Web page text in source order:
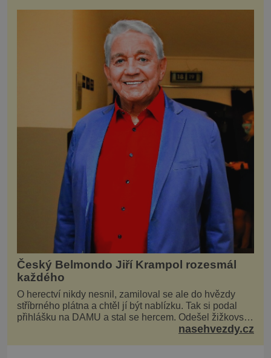
Český Belmondo Jiří Krampol rozesmál
každého
O herectví nikdy nesnil, zamiloval se ale do hvězdy
stříbrného plátna a chtěl jí být nablízku. Tak si podal
přihlášku na DAMU a stal se hercem. Odešel žižkovský
matador, který všude rozdával humor, i když jemu
nasehvezdy.cz